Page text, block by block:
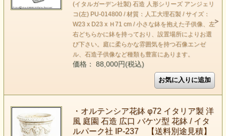
(イタルガーデン社製) 石造 人形シリーズ アンジェリ
コ(左) PU-014800 / 材質：人工大理石製 / サイズ：
W23 x D23 x Ｈ71 cm / 小さな鉢を抱えた子供像、左
右どちらかに鉢を持っており、設置場所によりお選
び下さい。庭に柔らかな雰囲気を持つ石像エンゼ
ル、石造子供像など種類も豊富にあります。
価格： 88,000円(税込)
・オルテンシア花鉢 φ72 イタリア製 洋
風 庭園 石造 広口 バケツ型 花鉢 / イタ
ルパーク社 IP-237 【送料別途見積】